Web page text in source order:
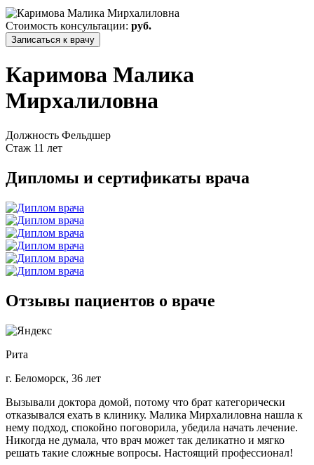
Стоимость консультации: руб.
Записаться к врачу
Каримова Малика
Мирхалиловна
Должность Фельдшер
Стаж 11 лет
Дипломы и сертификаты врача
Отзывы пациентов о враче
Рита
г. Беломорск, 36 лет
Вызывали доктора домой, потому что брат категорически
отказывался ехать в клинику. Малика Мирхалиловна нашла к
нему подход, спокойно поговорила, убедила начать лечение.
Никогда не думала, что врач может так деликатно и мягко
решать такие сложные вопросы. Настоящий профессионал!